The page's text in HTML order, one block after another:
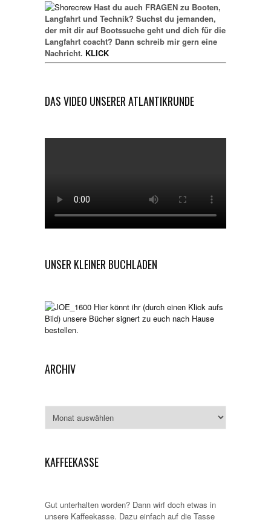
Hast du auch FRAGEN zu Booten,
Langfahrt und Technik? Suchst du jemanden,
der mit dir auf Bootssuche geht und dich für die
Langfahrt coacht? Dann schreib mir gern eine
Nachricht. KLICK
DAS VIDEO UNSERER ATLANTIKRUNDE
UNSER KLEINER BUCHLADEN
Hier könnt ihr (durch einen Klick aufs
Bild) unsere Bücher signert zu euch nach Hause
bestellen.
ARCHIV
KAFFEEKASSE
Gut unterhalten worden? Dann wirf doch etwas in
unsere Kaffeekasse. Dazu einfach auf die Tasse